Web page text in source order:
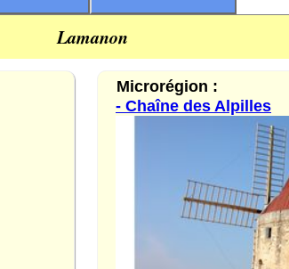
Lamanon
Microrégion :
- Chaîne des Alpilles